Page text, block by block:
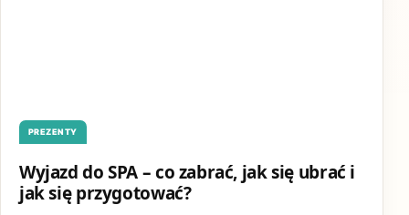
PREZENTY
Wyjazd do SPA – co zabrać, jak się ubrać i
jak się przygotować?